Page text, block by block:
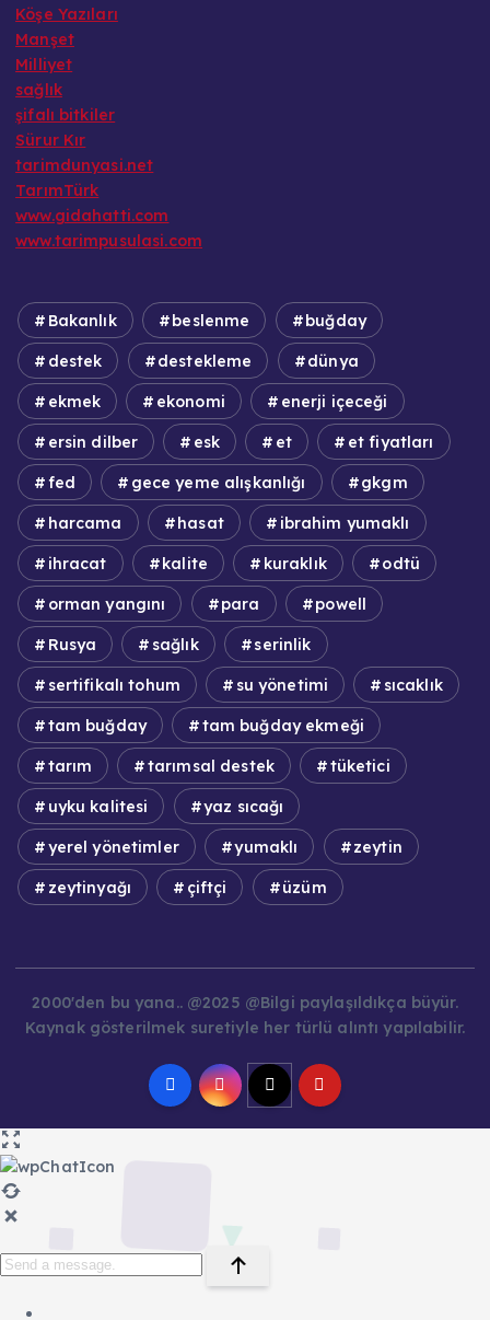
Köşe Yazıları
Manşet
Milliyet
sağlık
şifalı bitkiler
Sürur Kır
tarimdunyasi.net
TarımTürk
www.gidahatti.com
www.tarimpusulasi.com
Bakanlık beslenme buğday
destek destekleme dünya
ekmek ekonomi enerji içeceği
ersin dilber esk et et fiyatları
fed gece yeme alışkanlığı gkgm
harcama hasat ibrahim yumaklı
ihracat kalite kuraklık odtü
orman yangını para powell
Rusya sağlık serinlik
sertifikalı tohum su yönetimi sıcaklık
tam buğday tam buğday ekmeği
tarım tarımsal destek tüketici
uyku kalitesi yaz sıcağı
yerel yönetimler yumaklı zeytin
zeytinyağı çiftçi üzüm
2000'den bu yana.. @2025 @Bilgi paylaşıldıkça büyür.
Kaynak gösterilmek suretiyle her türlü alıntı yapılabilir.